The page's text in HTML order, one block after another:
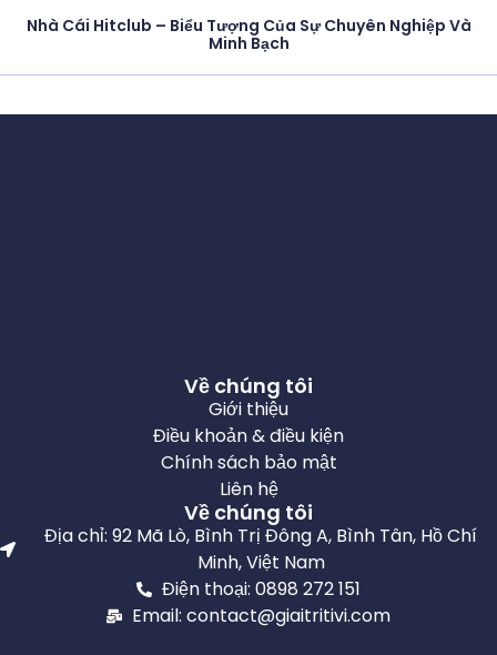
Nhà Cái Hitclub – Biểu Tượng Của Sự Chuyên Nghiệp Và
Minh Bạch
Về chúng tôi
Giới thiệu
Điều khoản & điều kiện
Chính sách bảo mật
Liên hệ
Về chúng tôi
Địa chỉ: 92 Mã Lò, Bình Trị Đông A, Bình Tân, Hồ Chí
Minh, Việt Nam
Điện thoại: 0898 272 151
Email: contact@giaitritivi.com